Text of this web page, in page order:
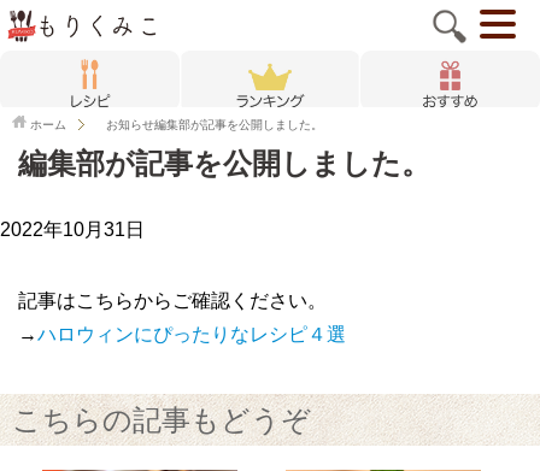
ホーム お知らせ編集部が記事を公開しました。
編集部が記事を公開しました。
2022年10月31日
記事はこちらからご確認ください。
→ハロウィンにぴったりなレシピ４選
こちらの記事もどうぞ